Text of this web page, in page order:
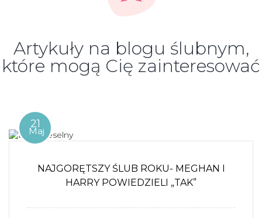
Artykuły na blogu ślubnym,
które mogą Cię zainteresować
21
Maj
NAJGORĘTSZY ŚLUB ROKU- MEGHAN I
HARRY POWIEDZIELI „TAK”